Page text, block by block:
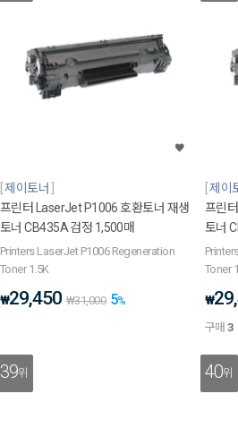
제이토너
프린터 LaserJet P1006 호환토너 재생
토너 CB435A 검정 1,500매
Printers LaserJet P1006 Regeneration
Toner 1.5K
₩29,450 ₩31,000 5%
제이
프린
토너
Toner
₩
구매3
39위 40위